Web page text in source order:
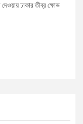
ঢাকার তীব্র ক্ষোভ